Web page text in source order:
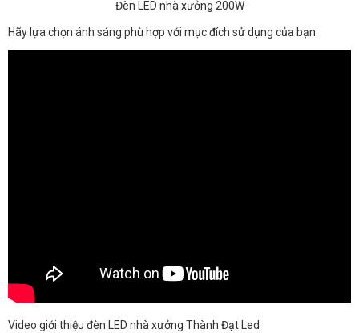
Đèn LED nhà xưởng 200W
Hãy lựa chọn ánh sáng phù hợp với mục đích sử dụng của bạn.
Video giới thiệu đèn LED nhà xưởng Thành Đạt Led